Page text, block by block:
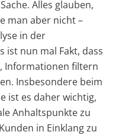
Alles glauben,
man aber nicht –
in der
ist nun mal Fakt, dass
Informationen filtern
Insbesondere beim
ist es daher wichtig,
Anhaltspunkte zu
in Einklang zu